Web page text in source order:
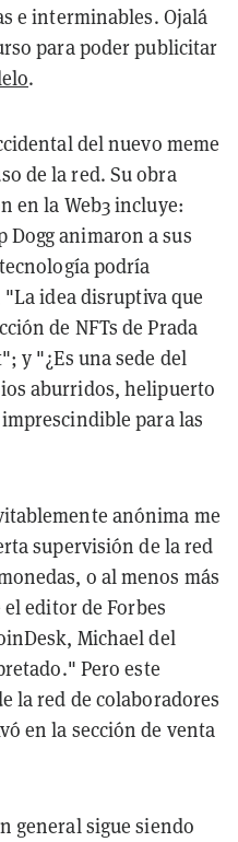
e interminables. Ojalá
para poder publicitar
.
del nuevo meme
de la red. Su obra
en la Web3 incluye:
Dogg animaron a sus
podría
idea disruptiva que
de NFTs de Prada
y "¿Es una sede del
aburridos, helipuerto
para las
anónima me
supervisión de la red
o al menos más
editor de Forbes
Michael del
Pero este
la red de colaboradores
en la sección de venta
general sigue siendo